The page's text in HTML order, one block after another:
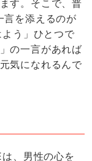
す。そこで、普
言を添えるのが
う」ひとつで
の一言があれば
気になれるんで
、男性の心を